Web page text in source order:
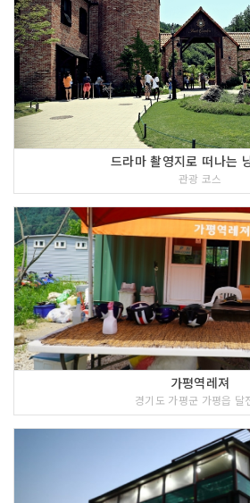
드라마 촬영지로 떠나는
관광 코스
가평역레져
경기도 가평군 가평읍 달